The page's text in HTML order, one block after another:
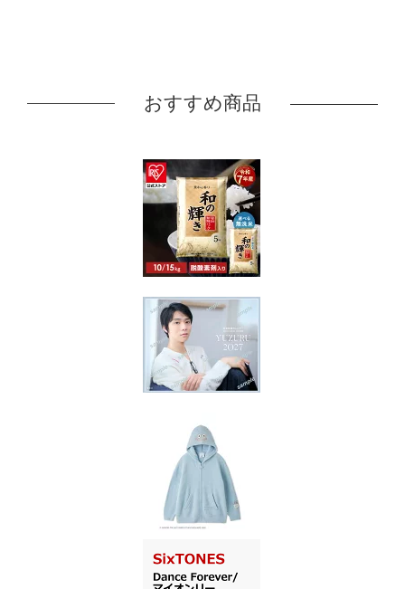
おすすめ商品